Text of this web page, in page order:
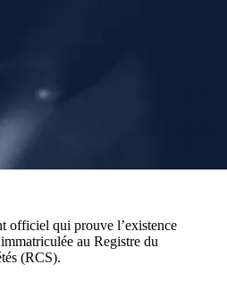
officiel qui prouve l’existence
au Registre du
(RCS).